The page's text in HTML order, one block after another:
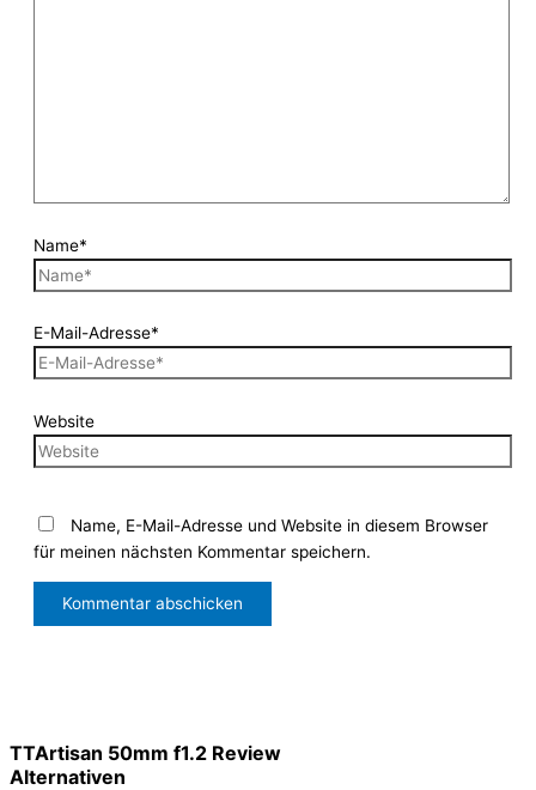
Name*
E-Mail-Adresse*
Website
Name, E-Mail-Adresse und Website in diesem Browser
für meinen nächsten Kommentar speichern.
TTArtisan 50mm f1.2 Review
Alternativen